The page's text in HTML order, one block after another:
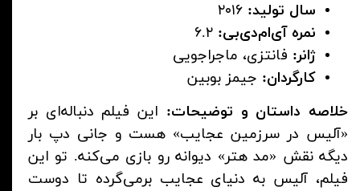
سال تولید:
نمره آی‌ام‌دی‌بی:
ژانر: فانتزی، ماجراجویی
کارگردان: جیمز بوبین
خلاصه داستان و توضیحات: این فیلم دنباله‌ای بر
«آلیس در سرزمین عجایب» هست و جانی دپ بار
دیگه نقش «مد هتر» دیوانه رو بازی می‌کنه. تو این
فیلم، آلیس به دنیای عجایب برمی‌گرده تا دوست